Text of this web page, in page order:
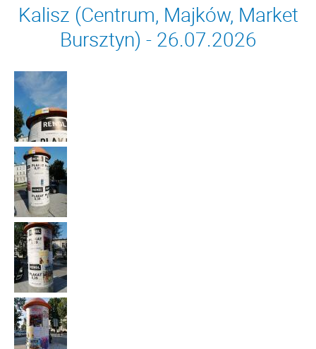
Kalisz (Centrum, Majków, Market
Bursztyn) - 26.07.2026